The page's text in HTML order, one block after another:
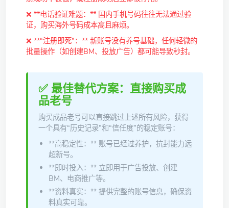
❌ **电话验证难题：** 国内手机号码往往无法通过验
证，购买海外号码成本高且麻烦。
❌ **“注册即死”：** 新账号没有养号基础，任何轻微的
批量操作（如创建BM、投放广告）都可能导致秒封。
✅ 最佳替代方案：直接购买成
品老号
购买成品老号可以直接跳过上述所有风险，获得
一个具有“历史记录”和“信任度”的稳定账号：
**高稳定性：** 账号已经过养护，抗封能力远
超新号。
**即时投入：** 立即用于广告投放、创建
BM、电商推广等。
**资料真实：** 提供完整的账号信息，确保资
料真实可靠。